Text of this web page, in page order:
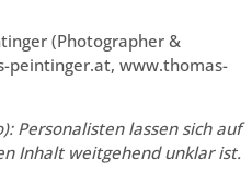
(Photographer &
peintinger.at, www.thomas-
Personalisten lassen sich auf
Inhalt weitgehend unklar ist.